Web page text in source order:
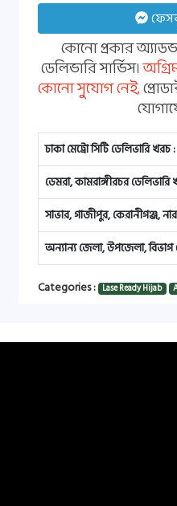
কোনো প্রকার
ডেলিভারি সার্ভিস।
কোনো সুযোগ নেই,
ঢাকা মেট্রো সিটি ডেলিভারি খরচ :
ডেমরা, কামরাঙ্গীরচর ডেলিভারি
সাভার, গাজীপুর, কেরানীগঞ্জ,
অন্যান্য জেলা, উপজেলা, বিভাগ
Categories : Lase Ready Hijab